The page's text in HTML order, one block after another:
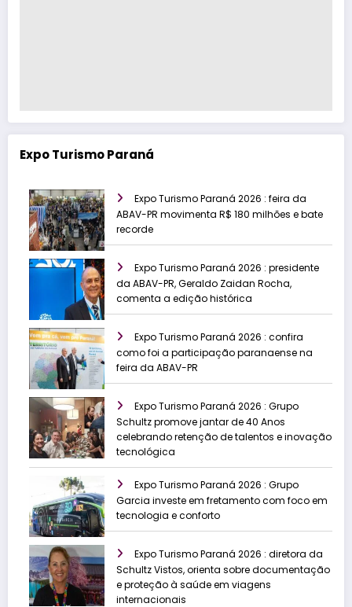
Expo Turismo Paraná
Expo Turismo Paraná 2026 : feira da
ABAV-PR movimenta R$ 180 milhões e bate
recorde
Expo Turismo Paraná 2026 : presidente
da ABAV-PR, Geraldo Zaidan Rocha,
comenta a edição histórica
Expo Turismo Paraná 2026 : confira
como foi a participação paranaense na
feira da ABAV-PR
Expo Turismo Paraná 2026 : Grupo
Schultz promove jantar de 40 Anos
celebrando retenção de talentos e inovação
tecnológica
Expo Turismo Paraná 2026 : Grupo
Garcia investe em fretamento com foco em
tecnologia e conforto
Expo Turismo Paraná 2026 : diretora da
Schultz Vistos, orienta sobre documentação
e proteção à saúde em viagens
internacionais